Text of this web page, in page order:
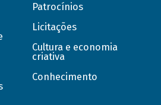
Patrocínios
Licitações
Cultura e economia
criativa
Conhecimento